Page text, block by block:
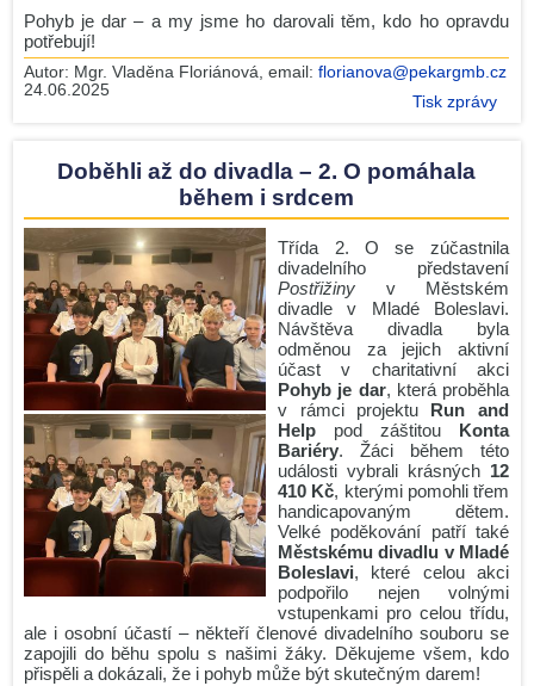
Pohyb je dar – a my jsme ho darovali těm, kdo ho opravdu
potřebují!
Autor: Mgr. Vladěna Floriánová, email: florianova@pekargmb.cz
24.06.2025
Tisk zprávy
Doběhli až do divadla – 2. O pomáhala
během i srdcem
Třída 2. O se zúčastnila
divadelního představení
Postřižiny v Městském
divadle v Mladé Boleslavi.
Návštěva divadla byla
odměnou za jejich aktivní
účast v charitativní akci
Pohyb je dar, která proběhla
v rámci projektu
Run and
Help pod záštitou
Konta
Bariéry. Žáci během této
události vybrali krásných12
410 Kč, kterými pomohli třem
handicapovaným dětem.
Velké poděkování patří také
Městskému divadlu v Mladé
Boleslavi, které celou akci
podpořilo nejen volnými
vstupenkami pro celou třídu,
ale i osobní účastí – někteří členové divadelního souboru se
zapojili do běhu spolu s našimi žáky. Děkujeme všem, kdo
přispěli a dokázali, že i pohyb může být skutečným darem!